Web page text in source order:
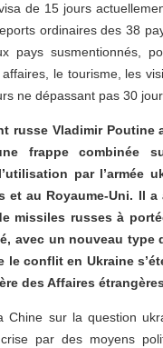
de 15 jours
ordinaires des 38
pays susmentionnés,
le tourisme, les
ne dépassant pas 30
russe Vladimir Poutine
frappe combinée
par l’armée
et au Royaume-Uni. Il
missiles russes à
avec un nouveau
le conflit en Ukraine
des Affaires
Chine sur la question
par des moyens